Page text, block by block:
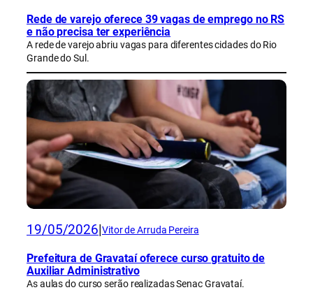
Rede de varejo oferece 39 vagas de emprego no RS
e não precisa ter experiência
A rede de varejo abriu vagas para diferentes cidades do Rio
Grande do Sul.
19/05/2026 Vitor de Arruda Pereira
Prefeitura de Gravataí oferece curso gratuito de
Auxiliar Administrativo
As aulas do curso serão realizadas Senac Gravataí.